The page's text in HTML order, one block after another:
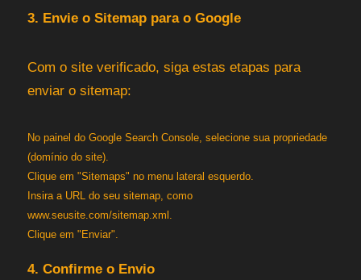
3. Envie o Sitemap para o Google
Com o site verificado, siga estas etapas para
enviar o sitemap:
No painel do Google Search Console, selecione sua propriedade
(domínio do site).
Clique em "Sitemaps" no menu lateral esquerdo.
Insira a URL do seu sitemap, como
www.seusite.com/sitemap.xml .
Clique em "Enviar".
4. Confirme o Envio